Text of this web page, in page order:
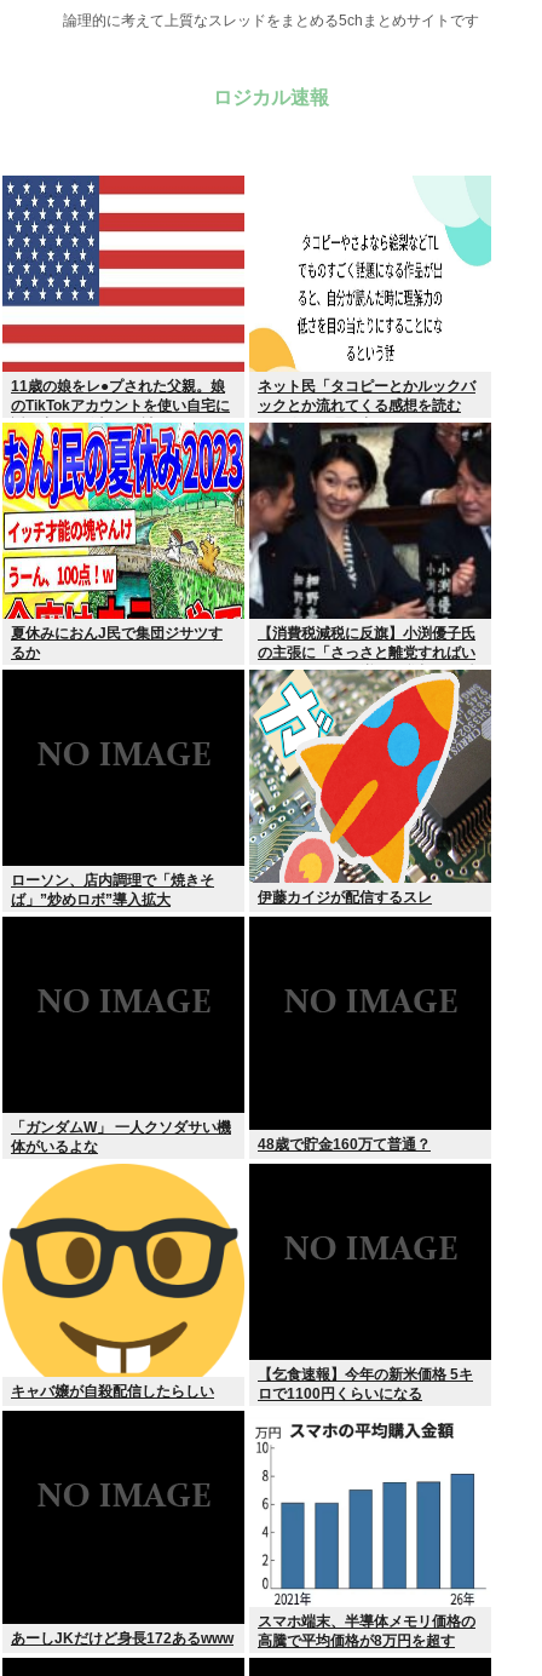
論理的に考えて上質なスレッドをまとめる5chまとめサイトです
ロジカル速報
11歳の娘をレ●プされた父親。娘
のTikTokアカウントを使い自宅に
誘き出し、銃撃で天誅！
ネット民「タコピーとかルックバ
ックとか流れてくる感想を読む
と、俺って理解力低すぎ！？ って
超凹む。つらい」
夏休みにおんJ民で集団ジサツす
るか
【消費税減税に反旗】小渕優子氏
の主張に「さっさと離党すればい
いのに」SNSで逆風…父親から続
く「消費税の系譜」とは
ローソン、店内調理で「焼きそ
ば」”炒めロボ”導入拡大
伊藤カイジが配信するスレ
「ガンダムW」 一人クソダサい機
体がいるよな
48歳で貯金160万て普通？
キャバ嬢が自殺配信したらしい
【乞食速報】今年の新米価格 5キ
ロで1100円くらいになる
あーしJKだけど身長172あるwww
スマホ端末、半導体メモリ価格の
高騰で平均価格が8万円を超す